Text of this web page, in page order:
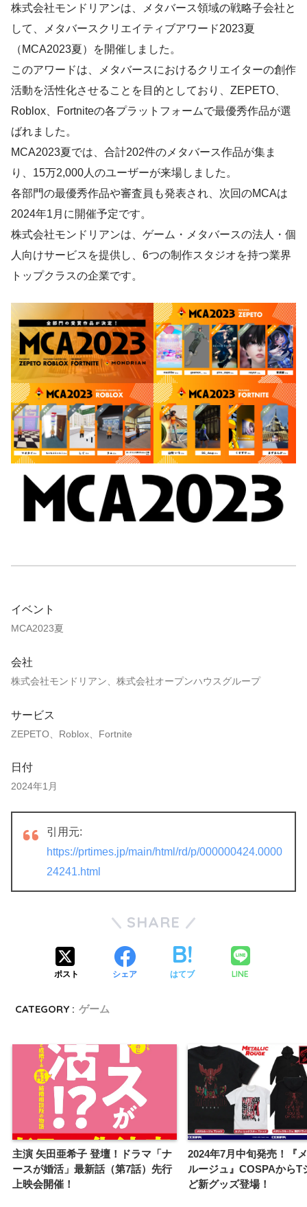
株式会社モンドリアンは、メタバース領域の戦略子会社と
して、メタバースクリエイティブアワード2023夏
（MCA2023夏）を開催しました。
このアワードは、メタバースにおけるクリエイターの創作
活動を活性化させることを目的としており、ZEPETO、
Roblox、Fortniteの各プラットフォームで最優秀作品が選
ばれました。
MCA2023夏では、合計202件のメタバース作品が集ま
り、15万2,000人のユーザーが来場しました。
各部門の最優秀作品や審査員も発表され、次回のMCAは
2024年1月に開催予定です。
株式会社モンドリアンは、ゲーム・メタバースの法人・個
人向けサービスを提供し、6つの制作スタジオを持つ業界
トップクラスの企業です。
イベント
MCA2023夏
会社
株式会社モンドリアン、株式会社オープンハウスグループ
サービス
ZEPETO、Roblox、Fortnite
日付
2024年1月
引用元:
https://prtimes.jp/main/html/rd/p/000000424.0000
24241.html
SHARE
ポスト シェア はてブ LINE
CATEGORY : ゲーム
主演 矢田亜希子 登壇！ドラマ「ナ
ースが婚活」最新話（第7話）先行
上映会開催！
2024年7月中旬発売！『
ルージュ』COSPAからT
ど新グッズ登場！